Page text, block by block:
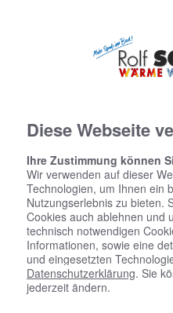
Rolf Schäfer – Wärme,
Website im Einklang mit dem
Diese Webseite
Ihre Zustimmung können
Wir verwenden auf dieser
Technologien, um Ihnen ein
Nutzungserlebnis zu bieten.
Cookies auch ablehnen und
technisch notwendigen
Informationen, sowie eine
und eingesetzten
Datenschutzerklärung. Sie
jederzeit ändern.